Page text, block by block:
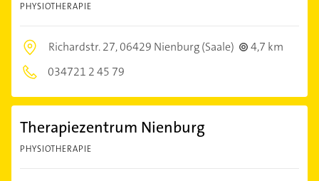
PHYSIOTHERAPIE
Richardstr. 27,06429 Nienburg (Saale)
4,7 km
034721 2 45 79
Therapiezentrum Nienburg
PHYSIOTHERAPIE